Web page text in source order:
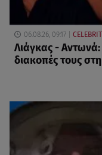
06.08.26, 09:17
Λιάγκας -
διακοπές τους